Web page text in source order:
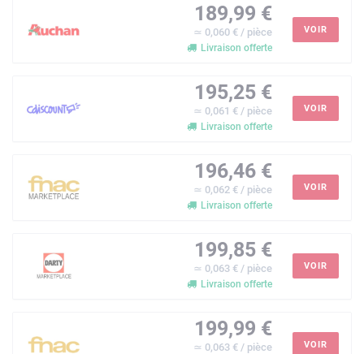
189,99 €
≃ 0,060 € / pièce
Livraison offerte
VOIR
195,25 €
≃ 0,061 € / pièce
Livraison offerte
VOIR
196,46 €
≃ 0,062 € / pièce
Livraison offerte
VOIR
199,85 €
≃ 0,063 € / pièce
Livraison offerte
VOIR
199,99 €
≃ 0,063 € / pièce VOIR